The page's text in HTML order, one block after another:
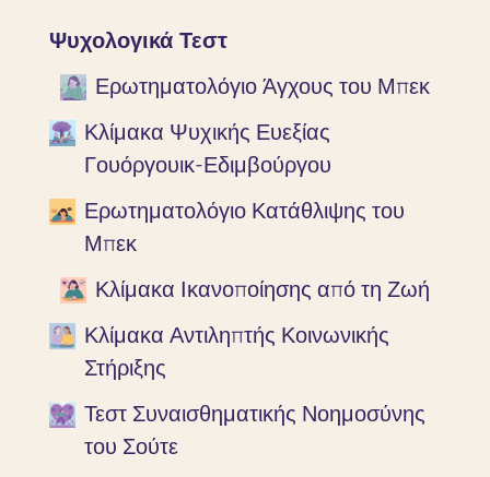
Ψυχολογικά Τεστ
Ερωτηματολόγιο Άγχους του Μπεκ
Κλίμακα Ψυχικής Ευεξίας
Γουόργουικ-Εδιμβούργου
Ερωτηματολόγιο Κατάθλιψης του
Μπεκ
Κλίμακα Ικανοποίησης από τη Ζωή
Κλίμακα Αντιληπτής Κοινωνικής
Στήριξης
Τεστ Συναισθηματικής Νοημοσύνης
του Σούτε